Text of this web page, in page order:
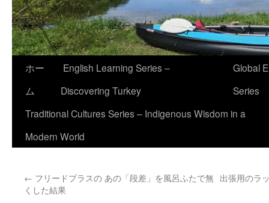
ホー
ム
English Learning Series –
Discovering Turkey
Global
Series
Traditional Cultures Series – Indigenous Wisdom in a
Modern World
← フリードプラスの あの「段差」を風呂ふたで無
くした結果
出張用のラ